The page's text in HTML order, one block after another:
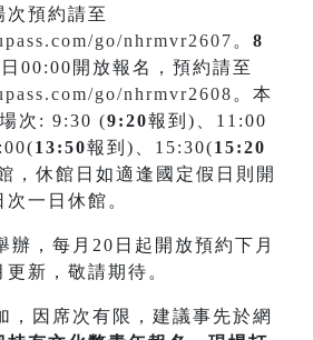
次預約請至
go/nhrmvr2607 。 8
00:00開放報名，預約請至
go/nhrmvr2608 。本
次: 9:30 (9:20報到)、11:00
13:50報到)、15:30(15:20
，休館日如適逢國定假日則開
一日休館。
辦，每月20日起開放預約下月
新，敬請期待。
，因席次有限，建議事先於網